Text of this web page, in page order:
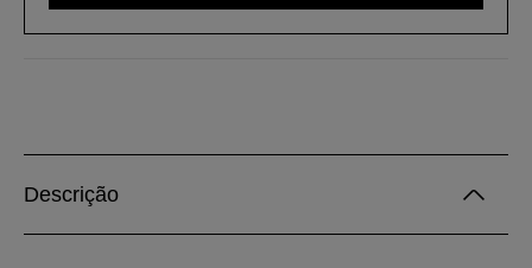
Descrição